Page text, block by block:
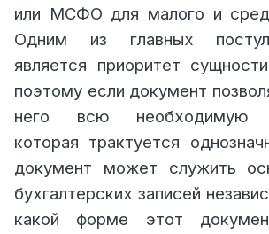
или МСФО для малого и
Одним из главных
является приоритет
поэтому если документ
него всю необходимую
которая трактуется
документ может служить
бухгалтерских записей
какой форме этот